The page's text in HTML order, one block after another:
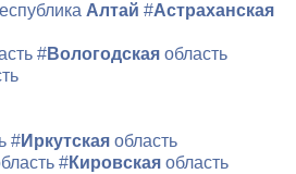
Алтай #Астраханская
#Вологодская область
#Иркутская область
#Кировская область